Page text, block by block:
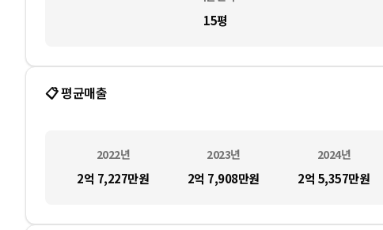
15평
📋 평균매출
2022년 2023년 2024년
2억 7,227만원 2억 7,908만원 2억 5,357만원